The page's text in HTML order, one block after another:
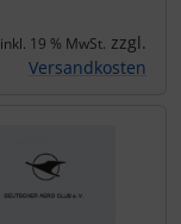
inkl. 19 % MwSt. zzgl.
Versandkosten